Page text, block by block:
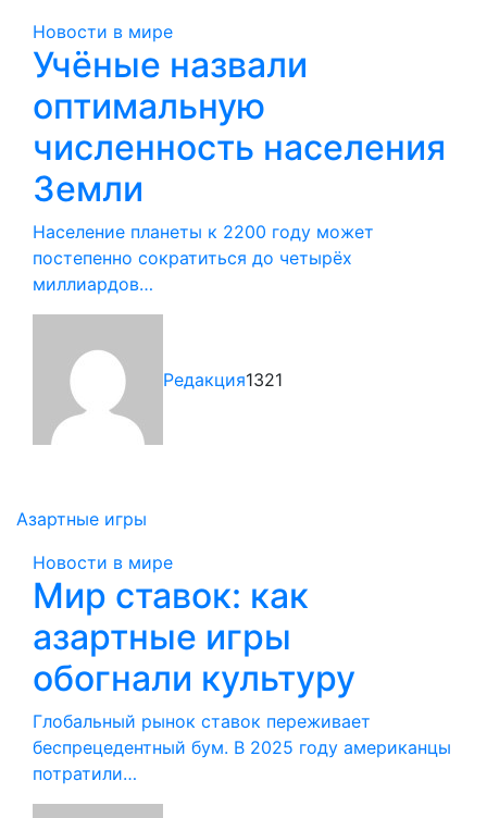
Новости в мире
Учёные назвали
оптимальную
численность населения
Земли
Население планеты к 2200 году может
постепенно сократиться до четырёх
миллиардов…
Редакция1321
Азартные игры
Новости в мире
Мир ставок: как
азартные игры
обогнали культуру
Глобальный рынок ставок переживает
беспрецедентный бум. В 2025 году американцы
потратили…